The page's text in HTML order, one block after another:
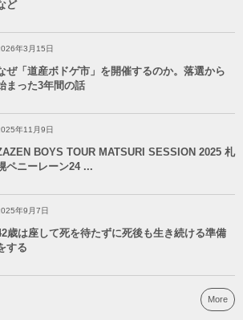
ど
年3月15日
ぜ「道産ボドゲ市」を開催するのか。落選から
まった3年間の話
年11月9日
BOYS TOUR MATSURI SESSION 2025 札
ペニーレーン24 ...
年9月7日
歳は座して死を待たずに死後も生き続ける準備
する
More